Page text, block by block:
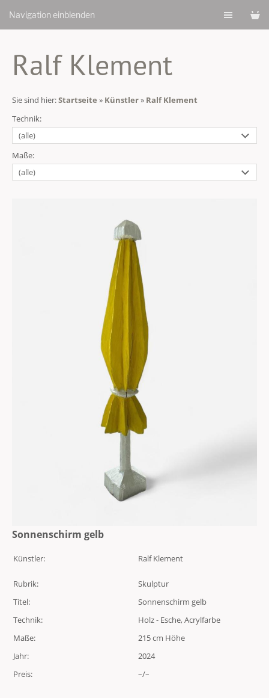
Navigation einblenden
Ralf Klement
Sie sind hier:Startseite » Künstler» Ralf Klement
Technik:
Maße:
Sonnenschirm gelb
Künstler: Ralf Klement
Rubrik:
Skulptur
Titel:
Sonnenschirm gelb
Technik:
Holz - Esche, Acrylfarbe
Maße:
215 cm Höhe
Jahr:
2024
Preis:
–/–